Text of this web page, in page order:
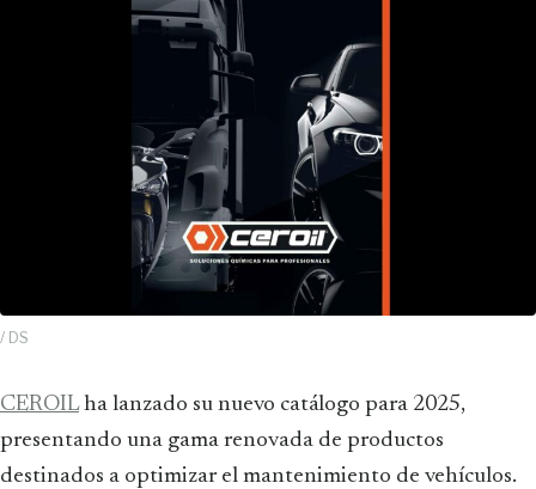
/ DS
CEROILha lanzado su nuevo catálogo para 2025,
presentando una gama renovada de productos
destinados a optimizar el mantenimiento de vehículos.